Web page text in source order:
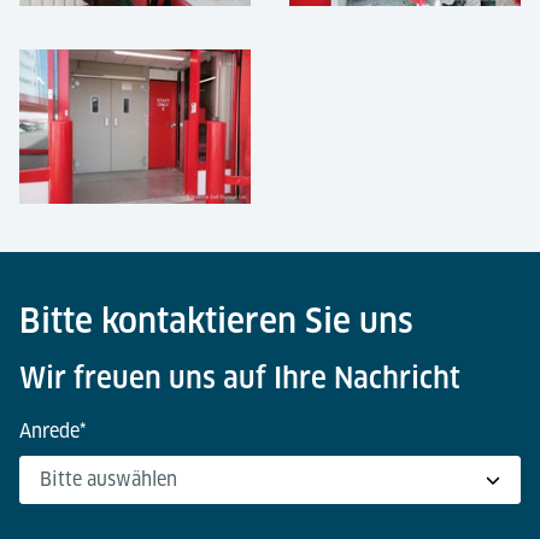
Bitte kontaktieren Sie uns
Wir freuen uns auf Ihre Nachricht
Anrede*